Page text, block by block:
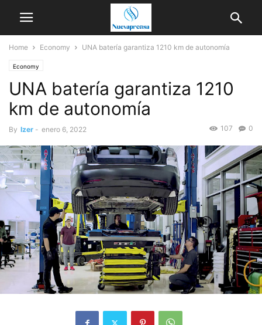
Home Economy UNA batería garantiza 1210 km de autonomía
Economy
UNA batería garantiza 1210
km de autonomía
By Izer - enero 6, 2022 0
107